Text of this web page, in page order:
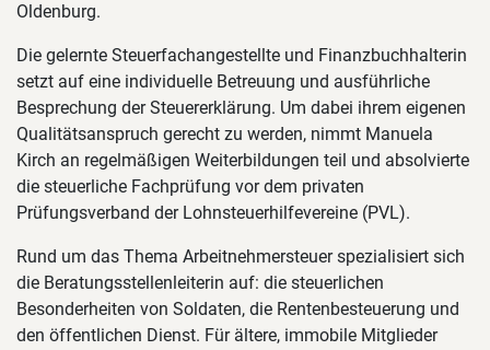
Oldenburg.
Die gelernte Steuerfachangestellte und Finanzbuchhalterin
setzt auf eine individuelle Betreuung und ausführliche
Besprechung der Steuererklärung. Um dabei ihrem eigenen
Qualitätsanspruch gerecht zu werden, nimmt Manuela
Kirch an regelmäßigen Weiterbildungen teil und absolvierte
die steuerliche Fachprüfung vor dem privaten
Prüfungsverband der Lohnsteuerhilfevereine (PVL).
Rund um das Thema Arbeitnehmersteuer spezialisiert sich
die Beratungsstellenleiterin auf: die steuerlichen
Besonderheiten von Soldaten, die Rentenbesteuerung und
den öffentlichen Dienst. Für ältere, immobile Mitglieder